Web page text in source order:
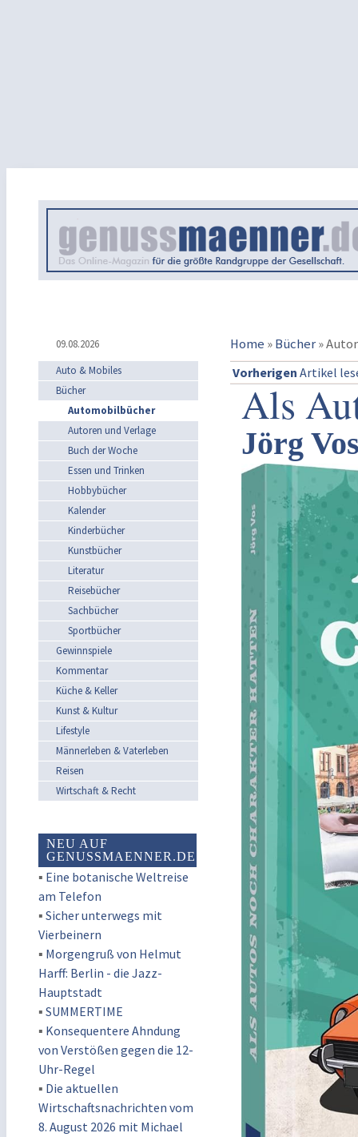
09.08.2026 Home »Bücher»
Auto & Mobiles
Bücher
Automobilbücher
Autoren und Verlage
Buch der Woche
Essen und Trinken
Hobbybücher
Kalender
Kinderbücher
Kunstbücher
Literatur
Reisebücher
Sachbücher
Sportbücher
Gewinnspiele
Kommentar
Küche & Keller
Kunst & Kultur
Lifestyle
Männerleben & Vaterleben
Reisen
Wirtschaft & Recht
NEU AUF
GENUSSMAENNER.DE
▪ Eine botanische Weltreise
am Telefon
▪ Sicher unterwegs mit
Vierbeinern
▪ Morgengruß von Helmut
Harff: Berlin - die Jazz-
Hauptstadt
▪ SUMMERTIME
▪ Konsequentere Ahndung
von Verstößen gegen die 12-
Uhr-Regel
▪ Die aktuellen
Wirtschaftsnachrichten vom
8. August 2026 mit Michael
Vorherigen Artikel
Als
Jörg